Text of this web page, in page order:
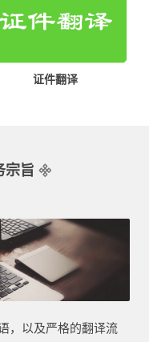
证件翻译
宗旨
，以及严格的翻译流